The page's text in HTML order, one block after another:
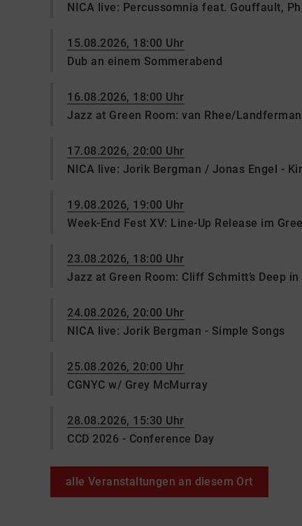
NICA live: Percussomnia feat. Gouffault,
15.08.2026, 18:00 Uhr
Dub an einem Sommerabend
16.08.2026, 18:00 Uhr
Jazz at Green Room: van Rhee/
17.08.2026, 20:00 Uhr
NICA live: Jorik Bergman / Jonas Engel -
19.08.2026, 19:00 Uhr
Week-End Fest XV: Line-Up Release im
23.08.2026, 18:00 Uhr
Jazz at Green Room: Cliff Schmitt’s Deep
24.08.2026, 20:00 Uhr
NICA live: Jorik Bergman - Simple Songs
25.08.2026, 20:00 Uhr
CGNYC w/ Grey McMurray
28.08.2026, 15:30 Uhr
CCD 2026 - Conference Day
alle Veranstaltungen an diesem Ort